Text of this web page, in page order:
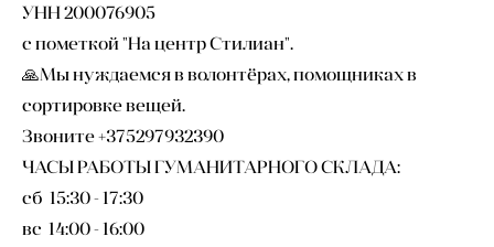
УНН 200076905
с пометкой "На центр Стилиан".
🙏Мы нуждаемся в волонтёрах, помощниках в
сортировке вещей.
Звоните +375297932390
ЧАСЫ РАБОТЫ ГУМАНИТАРНОГО СКЛАДА:
сб 15:30 - 17:30
вс 14:00 - 16:00